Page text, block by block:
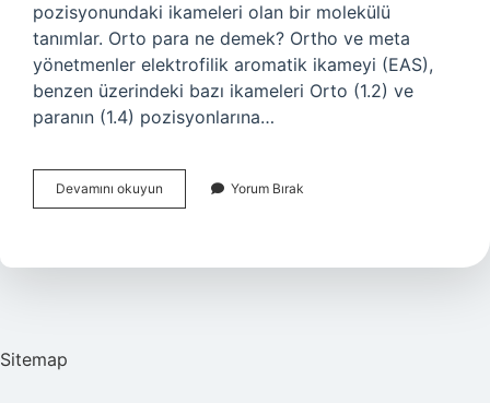
pozisyonundaki ikameleri olan bir molekülü
tanımlar. Orto para ne demek? Ortho ve meta
yönetmenler elektrofilik aromatik ikameyi (EAS),
benzen üzerindeki bazı ikameleri Orto (1.2) ve
paranın (1.4) pozisyonlarına…
Devamını okuyun
Orto
Yorum Bırak
Sitemap